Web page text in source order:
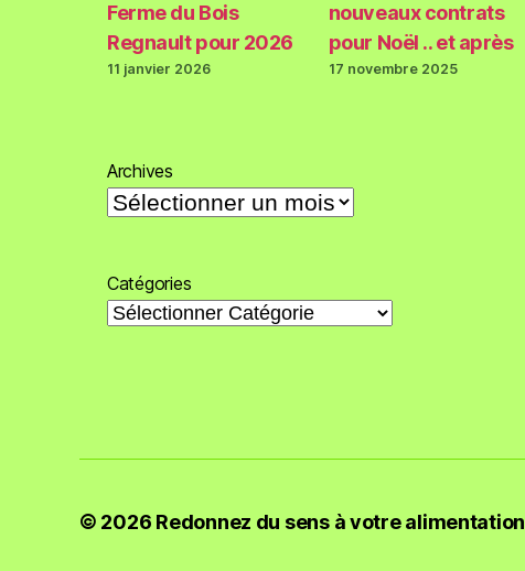
Ferme du Bois
Regnault pour 2026
11 janvier 2026
nouveaux contrats
pour Noël .. et après
17 novembre 2025
Archives
Catégories
© 2026 Redonnez du sens à votre alimentation